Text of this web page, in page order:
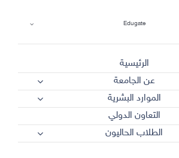
Edugate
الرئيسية
عن الجامعة
الموارد البشرية
التعاون الدولي
الطلاب الحاليون